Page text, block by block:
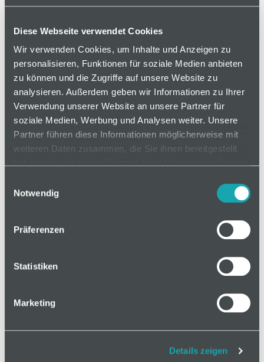
Diese Webseite verwendet Cookies
Wir verwenden Cookies, um Inhalte und Anzeigen zu
personalisieren, Funktionen für soziale Medien anbieten
zu können und die Zugriffe auf unsere Website zu
analysieren. Außerdem geben wir Informationen zu Ihrer
Verwendung unserer Website an unsere Partner für
soziale Medien, Werbung und Analysen weiter. Unsere
Partner führen diese Informationen möglicherweise mit
weiteren Daten zusammen, die Sie ihnen bereitgestellt
Notwendig
Präferenzen
Statistiken
Marketing
Details zeigen
281006018
Zum Abdecken von Nuten und Einfassen von
Flächenelementen. Spielfreie Montage von
Flächenelementen bis 6 mm Stärke in der Nut.
Kabel können in der Nut fixiert werden.
auf Anfrage
Mindestbestellmenge: 1
In den Warenkorb
Technische Spezifikation